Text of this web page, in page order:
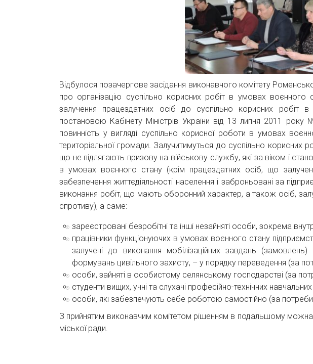
Відбулося позачергове засідання виконавчого комітету
про організацію суспільно корисних робіт в умовах
залучення працездатних осіб до суспільно корисних робіт
постановою Кабінету Міністрів України від 13 липня 2011
повинність у вигляді суспільно корисної роботи в умовах
територіальної громади. Залучитимуться до суспільно корисних
що не підлягають призову на військову службу, які за віком і
в умовах воєнного стану (крім працездатних осіб, що
забезпечення життєдіяльності населення і заброньовані за
виконання робіт, що мають оборонний характер, а також осіб,
спротиву), а саме:
зареєстровані безробітні та інші незайняті особи, зокрема
працівники функціонуючих в умовах воєнного стану
залучені до виконання мобілізаційних завдань
формувань цивільного захисту, – у порядку переведення (за
особи, зайняті в особистому селянському господарстві (за
студенти вищих, учні та слухачі професійно-технічних
особи, які забезпечують себе роботою самостійно (за
З прийнятим виконавчим комітетом рішенням в подальшому
міської ради.